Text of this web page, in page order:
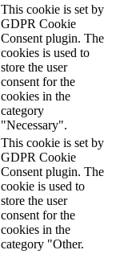
This cookie is set by
GDPR Cookie
Consent plugin. The
cookies is used to
store the user
consent for the
cookies in the
category
"Necessary".
This cookie is set by
GDPR Cookie
Consent plugin. The
cookie is used to
store the user
consent for the
cookies in the
category "Other.